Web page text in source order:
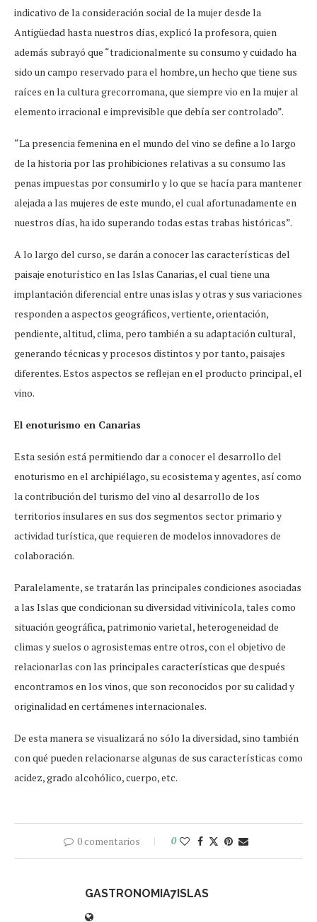
indicativo de la consideración social de la mujer desde la
Antigüedad hasta nuestros días, explicó la profesora, quien
además subrayó que “tradicionalmente su consumo y cuidado ha
sido un campo reservado para el hombre, un hecho que tiene sus
raíces en la cultura grecorromana, que siempre vio en la mujer al
elemento irracional e imprevisible que debía ser controlado”.
“La presencia femenina en el mundo del vino se define a lo largo
de la historia por las prohibiciones relativas a su consumo las
penas impuestas por consumirlo y lo que se hacía para mantener
alejada a las mujeres de este mundo, el cual afortunadamente en
nuestros días, ha ido superando todas estas trabas históricas”.
A lo largo del curso, se darán a conocer las características del
paisaje enoturístico en las Islas Canarias, el cual tiene una
implantación diferencial entre unas islas y otras y sus variaciones
responden a aspectos geográficos, vertiente, orientación,
pendiente, altitud, clima, pero también a su adaptación cultural,
generando técnicas y procesos distintos y por tanto, paisajes
diferentes. Estos aspectos se reflejan en el producto principal, el
vino.
El enoturismo en Canarias
Esta sesión está permitiendo dar a conocer el desarrollo del
enoturismo en el archipiélago, su ecosistema y agentes, así como
la contribución del turismo del vino al desarrollo de los
territorios insulares en sus dos segmentos sector primario y
actividad turística, que requieren de modelos innovadores de
colaboración.
Paralelamente, se tratarán las principales condiciones asociadas
a las Islas que condicionan su diversidad vitivinícola, tales como
situación geográfica, patrimonio varietal, heterogeneidad de
climas y suelos o agrosistemas entre otros, con el objetivo de
relacionarlas con las principales características que después
encontramos en los vinos, que son reconocidos por su calidad y
originalidad en certámenes internacionales.
De esta manera se visualizará no sólo la diversidad, sino también
con qué pueden relacionarse algunas de sus características como
acidez, grado alcohólico, cuerpo, etc.
0 comentarios 0
GASTRONOMIA7ISLAS